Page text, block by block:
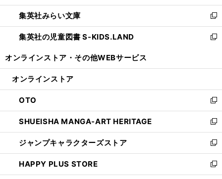
開
く
ウ
で
開
く
ン
ド
ウ
で
ウ
ィ
ン
ド
開
集英社みらい文庫
新
し
い
ン
ウ
で
開
く
集英社の児童図書 S-KIDS.LAND
新
ウ
ン
ド
ウ
で
開
く
オンラインストア・ その他WEBサービス
オンラインストア
OTO
新
し
い
ウ
ィ
ン
ド
ウ
SHUEISHA MANGA-ART HERITAGE
新
し
い
ウ
ィ
ン
ジャンプキャラクターズストア
新
し
い
ウ
HAPPY PLUS STORE
新
し